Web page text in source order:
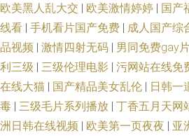
欧美黑人乱大交 | 欧美激情婷婷 | 国产
线看 | 手机看片国产免费 | 成人国产综
品视频 | 激情四射无码 | 男同免费gay
利三级 | 三级伦理电影 | 污网站在线免
在线大猫 | 国产精品美女乱伦 | 日韩一
毒 | 三级毛片系列播放 | 丁香五月天网
洲日韩在线视频 | 欧美第一页夜夜 | 亚